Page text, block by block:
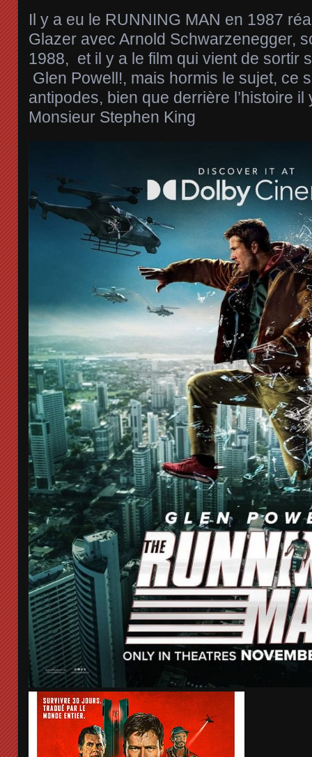
Il y a eu le RUNNING MAN en 1987
Glazer avec Arnold Schwarzenegger,
1988, et il y a le film qui vient de sortir
Glen Powell!, mais hormis le sujet, ce
antipodes, bien que derrière l’histoire il
Monsieur Stephen King